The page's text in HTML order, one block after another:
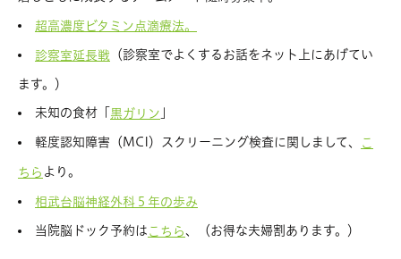
超高濃度ビタミン点滴療法。
診察室延長戦 （診察室でよくするお話をネット上にあげてい
ます。）
未知の食材「 黒ガリン
軽度認知障害（MCI）スクリーニング検査に関しまして、 こ
ちら より。
相武台脳神経外科５年の歩み
当院脳ドック予約は こちら、（お得な夫婦割あります。）